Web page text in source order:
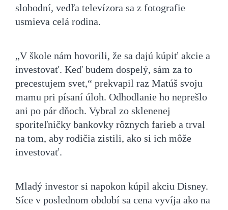
slobodní, vedľa televízora sa z fotografie
usmieva celá rodina.
„V škole nám hovorili, že sa dajú kúpiť akcie a
investovať. Keď budem dospelý, sám za to
precestujem svet,“ prekvapil raz Matúš svoju
mamu pri písaní úloh. Odhodlanie ho neprešlo
ani po pár dňoch. Vybral zo sklenenej
sporiteľničky bankovky rôznych farieb a trval
na tom, aby rodičia zistili, ako si ich môže
investovať.
Mladý investor si napokon kúpil akciu Disney.
Síce v poslednom období sa cena vyvíja ako na